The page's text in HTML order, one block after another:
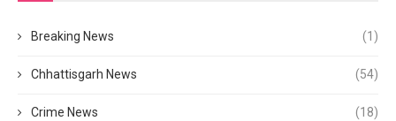
Breaking News (1)
Chhattisgarh News (54)
Crime News (18)